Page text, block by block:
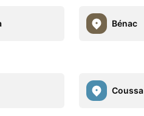
Bénac
Coussa